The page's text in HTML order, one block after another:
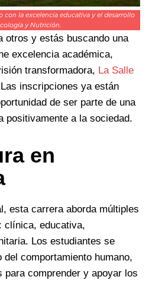
con la excelencia educativa y el desarrollo
y Nutrición.
otros y estás buscando una
excelencia académica,
transformadora, La Salle
inscripciones ya están
de ser parte de una
positivamente a la sociedad.
en
esta carrera aborda múltiples
clínica, educativa,
Los estudiantes se
comportamiento humano,
para comprender y apoyar los